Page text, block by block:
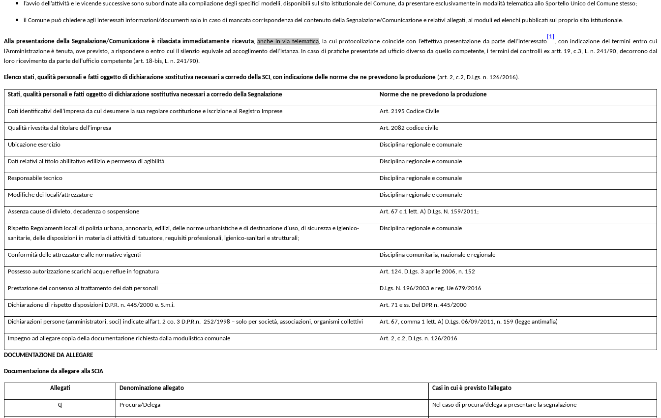
l’avvio dell’attività e le vicende successive sono subordinate alla compilazione degli specifici modelli, disponibili sul sito istituzionale del Comune, da presentare esclusivamente in modalità telematica allo Sportello Unico del Comune stesso;
il Comune può chiedere agli interessati informazioni/documenti solo in caso di mancata corrispondenza del contenuto della Segnalazione/Comunicazione e relativi allegati, ai moduli ed elenchi pubblicati sul proprio sito istituzionale.
Alla presentazione della Segnalazione/Comunicazione è rilasciata immediatamente ricevuta,anche in via telematica, la cui protocollazione coincide con l’effettiva presentazione da parte dell’interessato
[1]
, con indicazione dei termini entro cui
l’Amministrazione è tenuta, ove previsto, a rispondere o entro cui il silenzio equivale ad accoglimento dell’istanza. In caso di pratiche presentate ad ufficio diverso da quello competente, i termini dei controlli ex artt. 19, c.3, L. n. 241/90, decorrono dal
loro ricevimento da parte dell’ufficio competente (art. 18-bis, L. n. 241/90).
Elenco stati, qualità personali e fatti oggetto di dichiarazione sostitutiva necessari a corredo della SCI, con indicazione delle norme che ne prevedono la produzione (art. 2, c.2, D.Lgs. n. 126/2016).
Stati, qualità personali e fatti oggetto di dichiarazione sostitutiva necessari a corredo della Segnalazione Norme che ne prevedono la produzione
Dati identificativi dell’impresa da cui desumere la sua regolare costituzione e iscrizione al Registro Imprese Art. 2195 Codice Civile
Qualità rivestita dal titolare dell’impresa Art. 2082 codice civile
Ubicazione esercizio Disciplina regionale e comunale
Dati relativi al titolo abilitativo edilizio e permesso di agibilità Disciplina regionale e comunale
Responsabile tecnico Disciplina regionale e comunale
Modifiche dei locali/attrezzature Disciplina regionale e comunale
Assenza cause di divieto, decadenza o sospensione Art. 67 c.1 lett. A) D.Lgs. N. 159/2011;
Rispetto Regolamenti locali di polizia urbana, annonaria, edilizi, delle norme urbanistiche e di destinazione d’uso, di sicurezza e igienico-
sanitarie, delle disposizioni in materia di attività di tatuatore, requisiti professionali, igienico-sanitari e strutturali;
Disciplina regionale e comunale
Conformità delle attrezzature alle normative vigenti Disciplina comunitaria, nazionale e regionale
Possesso autorizzazione scarichi acque reflue in fognatura Art. 124, D.Lgs. 3 aprile 2006, n. 152
Prestazione del consenso al trattamento dei dati personali D.Lgs. N. 196/2003 ereg. Ue 679/2016
Dichiarazione dirispetto disposizioni D.P.R. n. 445/2000 e. S.m.i. Art. 71 e ss. Del DPR n. 445/2000
Dichiarazioni persone (amministratori, soci) indicate all’art. 2 co. 3 D.P.R.n. 252/1998 – solo per società, associazioni, organismi collettivi Art. 67, comma 1 lett. A) D.Lgs. 06/09/2011, n. 159 (legge antimafia)
Impegno ad allegare copia della documentazione richiesta dalla modulistica comunale Art. 2, c.2, D.Lgs. n. 126/2016
DOCUMENTAZIONE DA ALLEGARE
Documentazione da allegare alla SCIA
Allegati Denominazione allegato Casi in cui è previsto l’allegato
q Procura/Delega Nel caso di procura/delega a presentare la segnalazione